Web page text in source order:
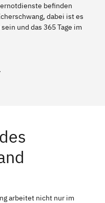
befinden
dabei ist es
und das 365 Tage im
arbeitet nicht nur im